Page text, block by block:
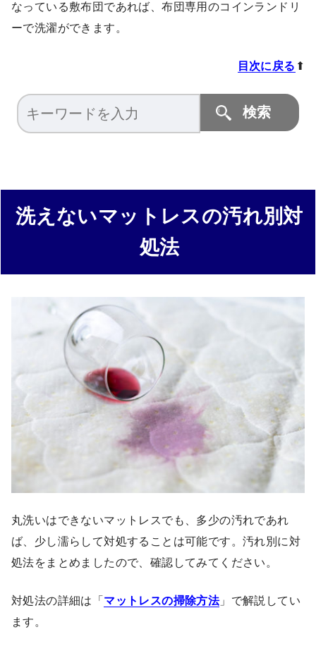
なっている敷布団であれば、布団専用のコインランドリ
ーで洗濯ができます。
目次に戻る ⬆
洗えないマットレスの汚れ別対
処法
丸洗いはできないマットレスでも、多少の汚れであれ
ば、少し濡らして対処することは可能です。汚れ別に対
処法をまとめましたので、確認してみてください。
対処法の詳細は「 マットレスの掃除方法」で解説してい
ます。